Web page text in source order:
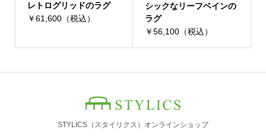
レトログリッドのラグ
￥61,600（税込）
シックなリーフベインの
ラグ
￥56,100（税込）
STYLICS（スタイリクス）オンラインショップ